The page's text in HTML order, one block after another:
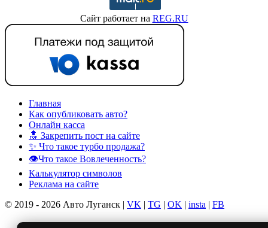
Сайт работает на REG.RU
Главная
Как опубликовать авто?
Онлайн касса
🔝 Закрепить пост на сайте
✨ Что такое турбо продажа?
👁️Что такое Вовлеченность?
Калькулятор символов
Реклама на сайте
© 2019 - 2026 Авто Луганск | VK | TG | OK | insta | FB